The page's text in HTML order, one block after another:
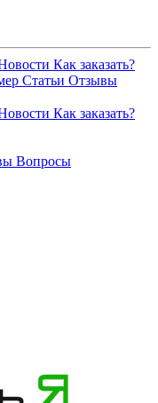
Как заказать?
Статьи Отзывы
Как заказать?
Вопросы